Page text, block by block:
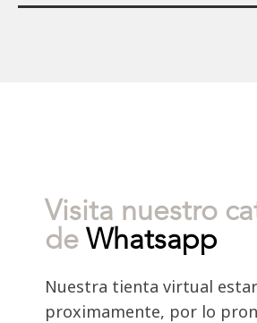
Visita nuestro
de Whatsapp
Nuestra tienta virtual
proximamente, por lo